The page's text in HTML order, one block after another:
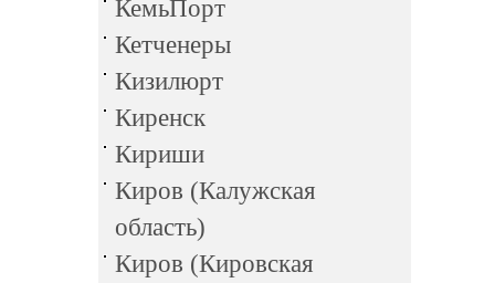
КемьПорт
Кетченеры
Кизилюрт
Киренск
Кириши
Киров (Калужская
область)
Киров (Кировская